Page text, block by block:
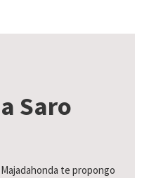
ansiedad,
Saro
te propongo